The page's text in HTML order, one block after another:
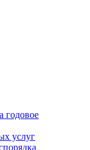
годовое
услуг